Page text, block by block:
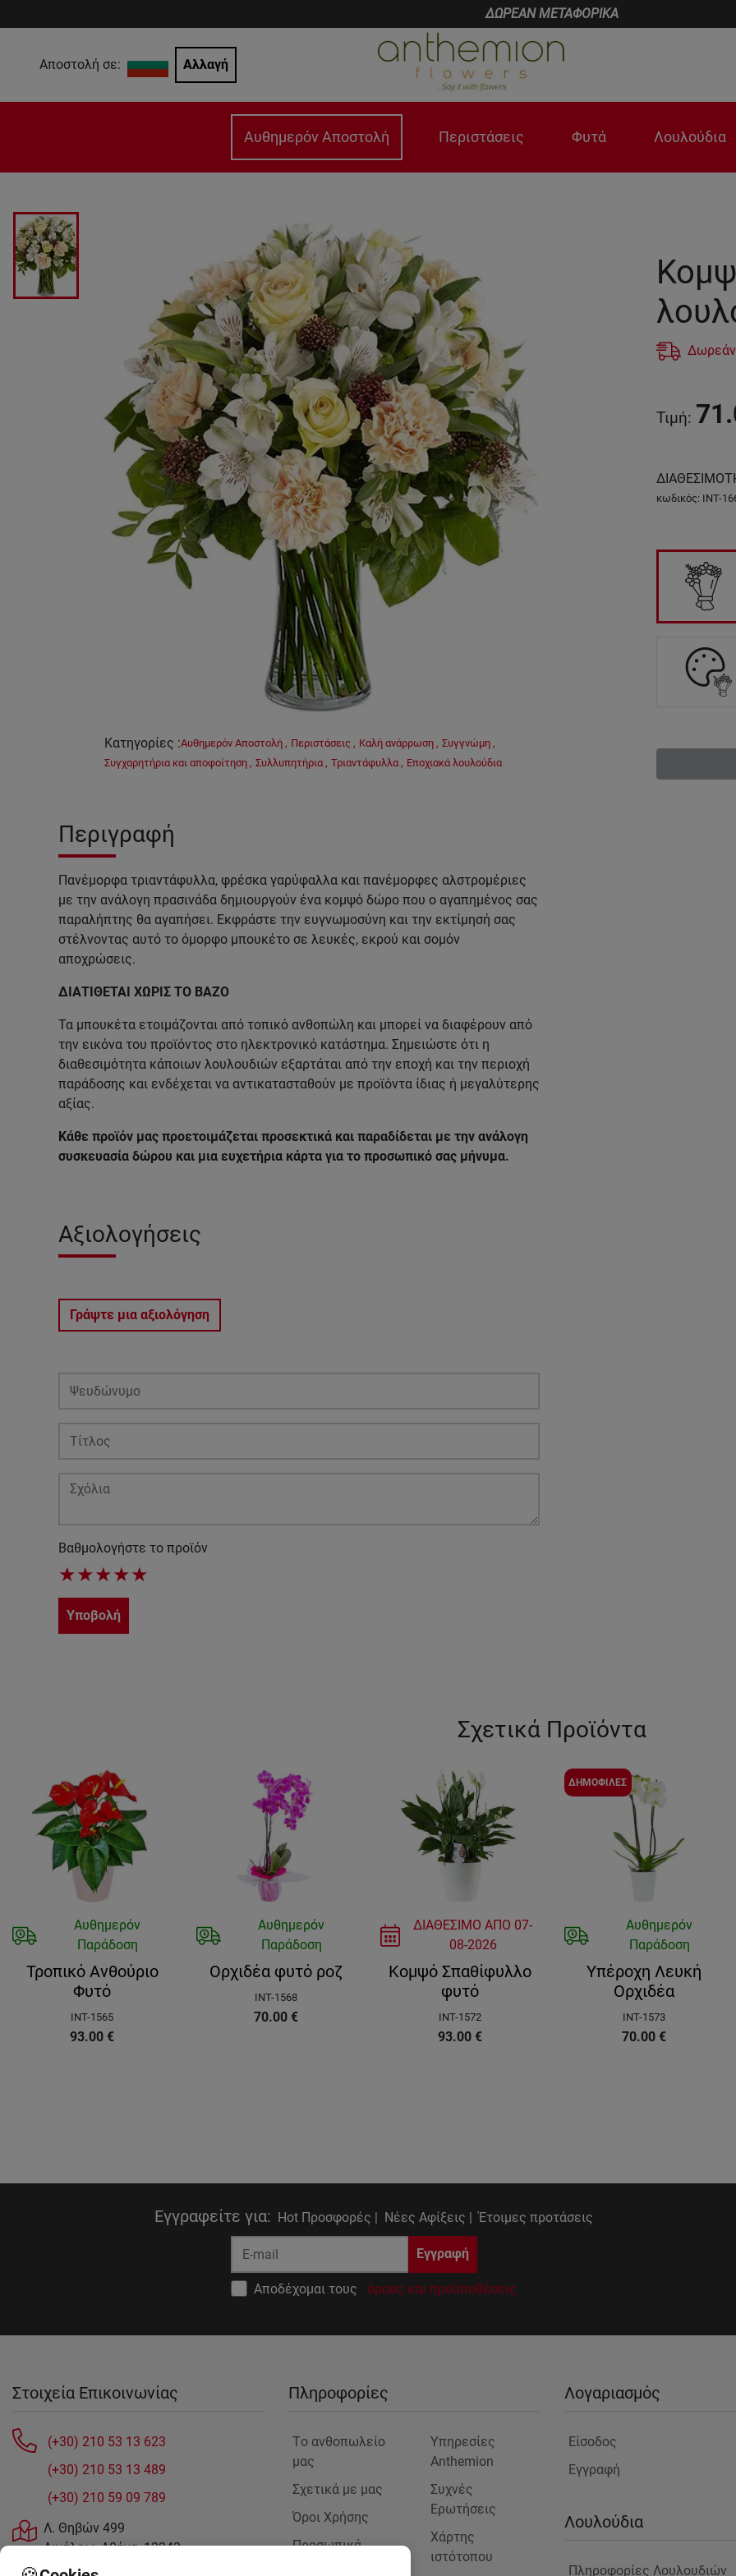
ΔΩΡΕΑΝ ΜΕΤΑΦΟΡΙΚΑ
Αποστολή σε: Αλλαγή
Αυθημερόν Αποστολή Περιστάσεις Φυτά Λουλούδια
Κατηγορίες :Αυθημερόν Αποστολή , Περιστάσεις , Καλή ανάρρωση , Συγγνώμη ,
Συγχαρητήρια και αποφοίτηση , Συλλυπητήρια , Τριαντάφυλλα , Εποχιακά λουλούδια
Περιγραφή
Πανέμορφα τριαντάφυλλα, φρέσκα γαρύφαλλα και πανέμορφες αλστρομέριες
με την ανάλογη πρασινάδα δημιουργούν ένα κομψό δώρο που ο αγαπημένος σας
παραλήπτης θα αγαπήσει. Εκφράστε την ευγνωμοσύνη και την εκτίμησή σας
στέλνοντας αυτό το όμορφο μπουκέτο σε λευκές, εκρού και σομόν
αποχρώσεις.
ΔΙΑΤΙΘΕΤΑΙ ΧΩΡΙΣ ΤΟ ΒΑΖΟ
Τα μπουκέτα ετοιμάζονται από τοπικό ανθοπώλη και μπορεί να διαφέρουν από
την εικόνα του προϊόντος στο ηλεκτρονικό κατάστημα. Σημειώστε ότι η
διαθεσιμότητα κάποιων λουλουδιών εξαρτάται από την εποχή και την περιοχή
παράδοσης και ενδέχεται να αντικατασταθούν με προϊόντα ίδιας ή μεγαλύτερης
αξίας.
Κάθε προϊόν μας προετοιμάζεται προσεκτικά και παραδίδεται με την ανάλογη
συσκευασία δώρου και μια ευχετήρια κάρτα για το προσωπικό σας μήνυμα.
Αξιολογήσεις
Γράψτε μια αξιολόγηση
Βαθμολογήστε το προϊόν
★★★★★
Υποβολή
Τιμή:
κωδικός: INT-
Σχετικά Προϊόντα
Αυθημερόν
Παράδοση
Τροπικό Ανθούριο
Φυτό
INT-1565
93.00 €
Αυθημερόν
Παράδοση
Ορχιδέα φυτό ροζ
INT-1568
70.00 €
ΔΙΑΘΕΣΙΜΟ ΑΠΟ 07-
08-2026
Κομψό Σπαθίφυλλο
φυτό
INT-1572
93.00 €
ΔΗΜΟΦΙΛΕΣ
Αυθημερόν
Παράδοση
Υπέροχη Λευκή
Ορχιδέα
INT-1573
70.00 €
Εγγραφείτε για: Hot Προσφορές | Νέες Αφίξεις | Έτοιμες προτάσεις
Εγγραφή
Αποδέχομαι τους όρους και προϋποθέσεις
Στοιχεία Επικοινωνίας
(+30) 210 53 13 623
(+30) 210 53 13 489
(+30) 210 59 09 789
Λ. Θηβών 499
Αιγάλεω, Αθήνα, 12243
sales@anthemionflowers.gr
Πληροφορίες
Tο ανθοπωλείο
μας
Σχετικά με μας
Όροι Χρήσης
Προσωπικά
Υπηρεσίες
Anthemion
Συχνές
Ερωτήσεις
Χάρτης
ιστότοπου
Λογαριασμός
Είσοδος
Εγγραφή
Λουλούδια
Πληροφορίες Λουλουδιών